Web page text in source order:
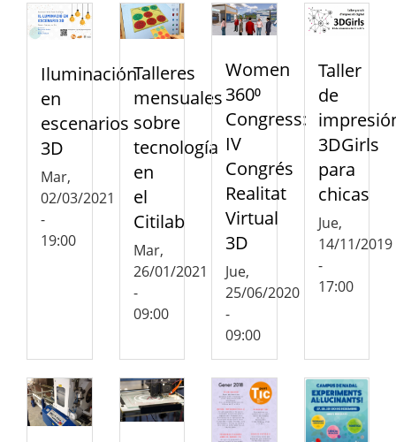
Iluminación
en
escenarios
3D
Mar,
02/03/2021
-
19:00
Talleres
mensuales
sobre
tecnología
en
el
Citilab
Mar,
26/01/2021
-
09:00
Women
360⁰
Congress:
IV
Congrés
Realitat
Virtual
3D
Jue,
25/06/2020
-
09:00
Taller
de
3DGirls
para
chicas
Jue,
14/11/2019
-
17:00